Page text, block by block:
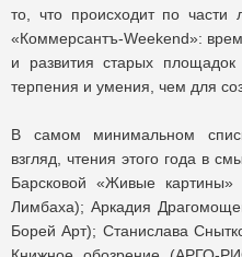
то, что происходит по
«Коммерсантъ-Weekend»:
и развития старых
терпения и умения, чем для
В самом минимальном
взгляд, чтения этого года в
Барсковой «Живые картины»
Лимбаха); Аркадия
Борей Арт); Станислава